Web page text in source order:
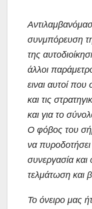
συνμπόρευση
της
άλλοι
ειναι αυτοί που
και τις
και για το
Ο φόβος του
να
συνεργασία και
τελμάτωση και
Το όνειρο μας